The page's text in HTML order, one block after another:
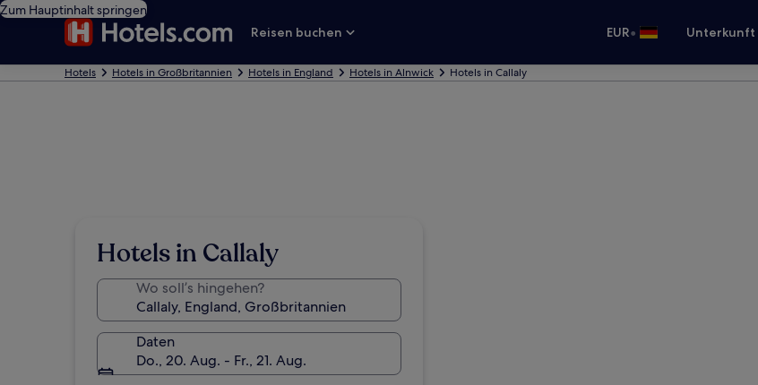
Zum Hauptinhalt springen
Reisen buchen
EUR•
Hotels Hotels in Großbritannien Hotels in England Hotels in Alnwick Hotels in Callaly
Hotels in Callaly
Wo soll’s hingehen?
Daten
Do., 20. Aug. - Fr., 21. Aug.